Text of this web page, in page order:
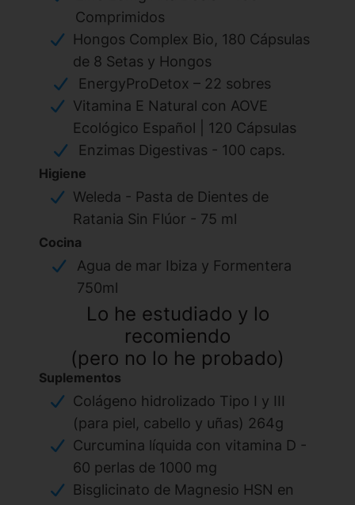
Comprimidos
Hongos Complex Bio, 180 Cápsulas
de 8 Setas y Hongos
EnergyProDetox – 22 sobres
Vitamina E Natural con AOVE
Ecológico Español | 120 Cápsulas
Enzimas Digestivas - 100 caps.
Higiene
Weleda - Pasta de Dientes de
Ratania Sin Flúor - 75 ml
Cocina
Agua de mar Ibiza y Formentera
750ml
Lo he estudiado y lo
recomiendo
(pero no lo he probado)
Suplementos
Colágeno hidrolizado Tipo I y III
(para piel, cabello y uñas) 264g
Curcumina líquida con vitamina D -
60 perlas de 1000 mg
Bisglicinato de Magnesio HSN en